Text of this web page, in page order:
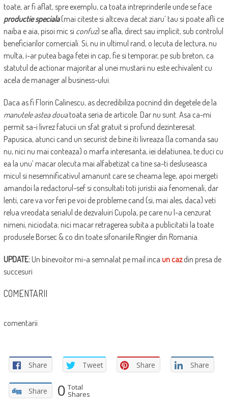
toate, ar fi aflat, spre exemplu, ca toata intreprinderile unde se face
productie speciala(mai citeste si altceva decat ziaru’ tau si poate afli ce
naiba e aia, pisoi mic si confuz) se afla, direct sau implicit, sub controlul
beneficiarilor comerciali. Si, nu in ultimul rand, o lecuta de lectura, nu
multa, i-ar putea baga fetei in cap, fie si temporar, pe sub breton, ca
statutul de actionar majoritar al unei mustarii nu este echivalent cu
acela de manager al business-ului.
Daca as fi Florin Calinescu, as decredibiliza pocnind din degetele de la
manutele astea douatoata seria de articole. Dar nu sunt. Asa ca-mi
permit sa-i livrez fatucii un sfat gratuit si profund dezinteresat.
Papusica, atunci cand un securist de bine iti livreaza (la comanda sau
nu, nici nu mai conteaza) o marfa interesanta, iei delatiunea, te duci cu
ea la unu’ macar olecuta mai alfabetizat ca tine sa-ti desluseasca
micul si nesemnificativul amanunt care se cheama lege, apoi mergeti
amandoi la redactorul-sef si consultati toti juristii aia fenomenali, dar
lenti, care va vor feri pe voi de probleme cand (si, mai ales, daca) veti
relua vreodata serialul de dezvaluiri Cupola, pe care nu l-a cenzurat
nimeni, niciodata; nici macar retragerea subita a publicitatii la toate
produsele Borsec & co din toate sifonariile Ringier din Romania.
UPDATE: Un binevoitor mi-a semnalat pe mail inca un cazdin presa de
succesuri
COMENTARII
comentarii
Share Tweet Share Share
Share 0 Total
Shares